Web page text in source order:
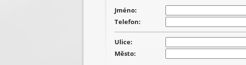
Jméno:
Telefon:
Ulice:
Město: